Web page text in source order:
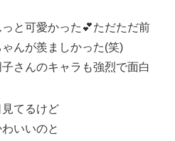
と可愛かった💕ただただ前
んが羨ましかった(笑)
さんのキャラも強烈で面白
てるけど
いいのと